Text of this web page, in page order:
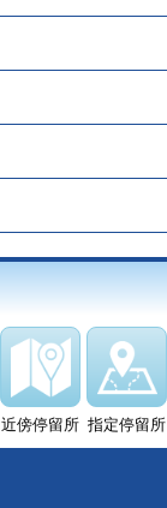
近傍停留所 指定停留所